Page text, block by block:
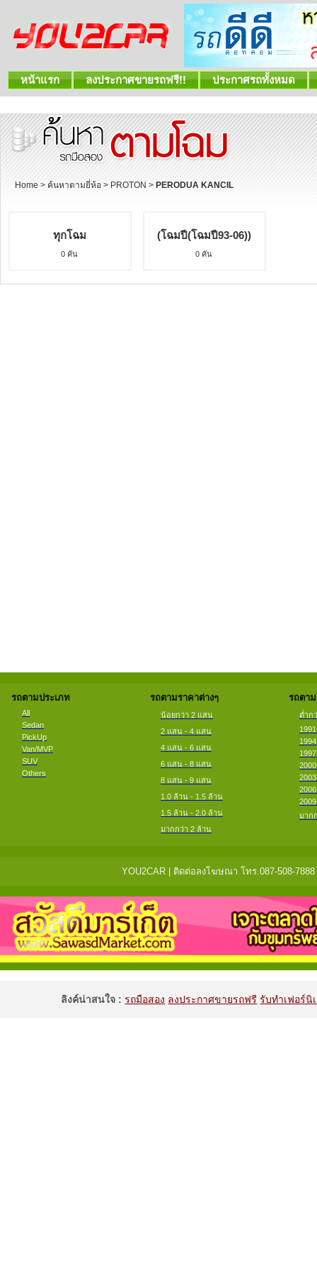
หน้าแรก ลงประกาศขายรถฟรี!! ประกาศรถทั้งหมด
Home > ค้นหาตามยี่ห้อ > PROTON > PERODUA KANCIL
ทุกโฉม
0 คัน
(โฉมปี(โฉมปี93-06))
0 คัน
รถตามประเภท
All
Sedan
PickUp
Van/MVP
SUV
Others
รถตามราคาต่างๆ
น้อยกว่า 2 แสน
2 แสน - 4 แสน
4 แสน - 6 แสน
6 แสน - 8 แสน
8 แสน - 9 แสน
1.0 ล้าน - 1.5 ล้าน
1.5 ล้าน - 2.0 ล้าน
มากกว่า 2 ล้าน
รถตา
ต่ำก
มาก
YOU2CAR | ติดต่อลงโฆษณา โทร.087-508-
ลิงค์น่าสนใจ :รถมือสอง ลงประกาศขายรถฟรี รับทำเฟอร์นิ